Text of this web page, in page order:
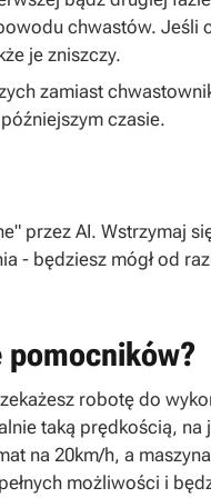
chwastów. Jeśli
je zniszczy.
zamiast
czasie.
przez AI. Wstrzymaj
- będziesz mógł od
pomocników?
robotę do
taką prędkością, na
na 20km/h, a
możliwości i